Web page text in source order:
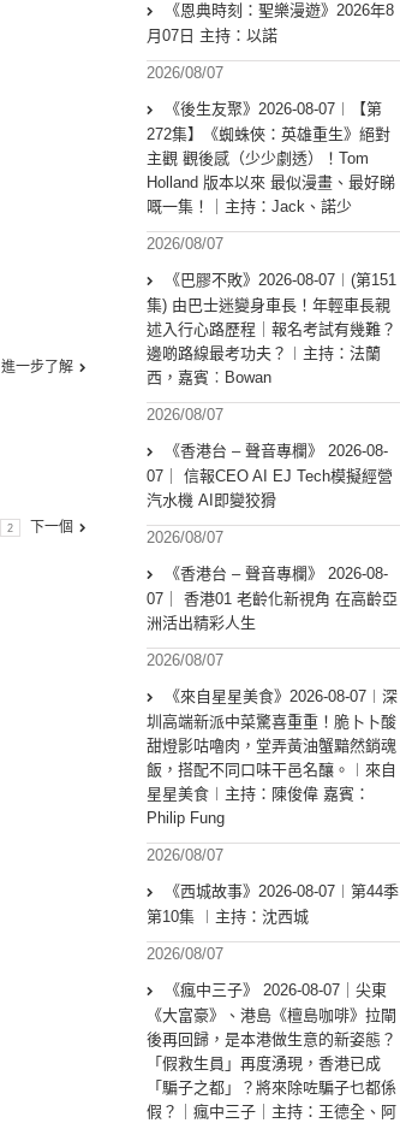
進一步了解
2 下一個
《恩典時刻：聖樂漫遊》2026年8
月07日 主持：以諾
2026/08/07
《後生友聚》2026-08-07︱【第
272集】《蜘蛛俠：英雄重生》絕對
主觀 觀後感（少少劇透）！Tom
Holland 版本以來 最似漫畫、最好睇
嘅一集！｜主持：Jack、諾少
2026/08/07
《巴膠不敗》2026-08-07︱(第151
集) 由巴士迷變身車長！年輕車長親
述入行心路歷程｜報名考試有幾難？
邊啲路線最考功夫？︱主持：法蘭
西，嘉賓︰Bowan
2026/08/07
《香港台 – 聲音專欄》 2026-08-
07｜ 信報CEO AI EJ Tech模擬經營
汽水機 AI即變狡猾
2026/08/07
《香港台 – 聲音專欄》 2026-08-
07｜ 香港01 老齡化新視角 在高齡亞
洲活出精彩人生
2026/08/07
《來自星星美食》2026-08-07︱深
圳高端新派中菜驚喜重重！脆卜卜酸
甜燈影咕嚕肉，堂弄黃油蟹黯然銷魂
飯，搭配不同口味干邑名釀。︱來自
星星美食︱主持：陳俊偉 嘉賓：
Philip Fung
2026/08/07
《西城故事》2026-08-07︱第44季
第10集 ︱主持：沈西城
2026/08/07
《瘋中三子》 2026-08-07｜尖東
《大富豪》、港島《檀島咖啡》拉閘
後再回歸，是本港做生意的新姿態？
「假救生員」再度湧現，香港已成
「騙子之都」？將來除咗騙子乜都係
假？｜瘋中三子｜主持：王德全、阿